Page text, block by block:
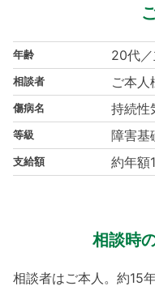
年齢 20代
相談者 ご本人
傷病名 持続性
等級 障害基
支給額 約年額
相談時
相談者はご本人。約15